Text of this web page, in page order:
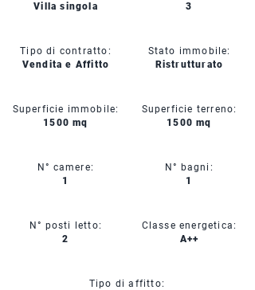
Villa singola
Tipo di contratto:
Vendita e Affitto
Superficie immobile:
1500 mq
N° camere:
1
N° posti letto:
2
3
Stato immobile:
Ristrutturato
Superficie terreno:
1500 mq
N° bagni:
1
Classe energetica:
A++
Tipo di affitto: